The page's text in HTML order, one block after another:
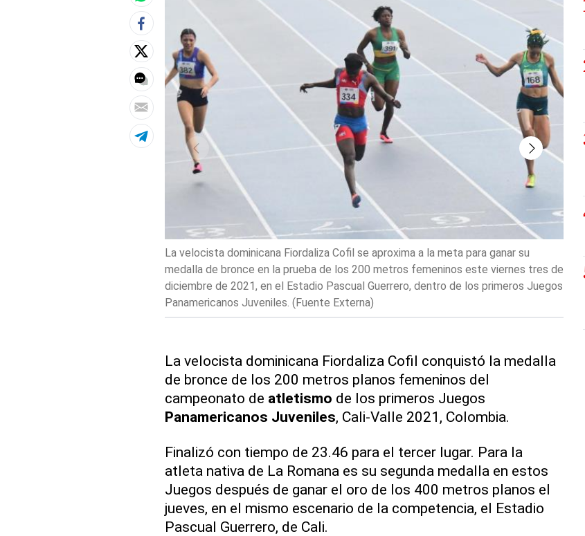
La velocista dominicana Fiordaliza Cofil se aproxima a la meta para ganar su
medalla de bronce en la prueba de los 200 metros femeninos este viernes tres de
diciembre de 2021, en el Estadio Pascual Guerrero, dentro de los primeros Juegos
Panamericanos Juveniles. (Fuente Externa)
de
La velocista dominicana Fiordaliza Cofil conquistó la medalla
de bronce de los 200 metros planos femeninos del
campeonato de atletismo de los primeros Juegos
Panamericanos Juveniles, Cali-Valle 2021, Colombia.
Finalizó con tiempo de 23.46 para el tercer lugar. Para la
atleta nativa de La Romana es su segunda medalla en estos
Juegos después de ganar el oro de los 400 metros planos el
jueves, en el mismo escenario de la competencia, el Estadio
Pascual Guerrero, de Cali.